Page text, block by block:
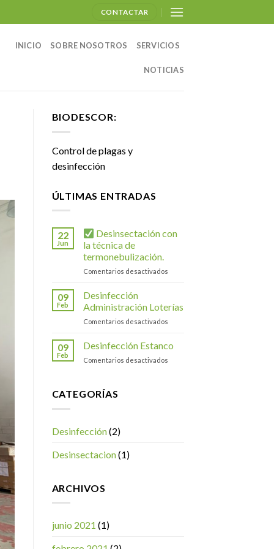
CONTACTAR
INICIO SOBRE NOSOTROS SERVICIOS
NOTICIAS
BIODESCOR:
Control de plagas y
desinfección
ÚLTIMAS ENTRADAS
22
Jun
Desinsectación con
la técnica de
termonebulización.
Comentarios desactivadosen
la
técnica
termonebulización.
09
Feb
Desinfección
Administración Loterías
Comentarios desactivadosen
09
Feb
Desinfección Estanco
Comentarios desactivadosen
CATEGORÍAS
Desinfección(2)
Desinsectacion(1)
ARCHIVOS
junio 2021 (1)